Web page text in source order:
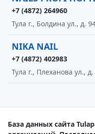
+7 (4872) 264960
Тула г., Болдина ул., д.
NIKA NAIL
+7 (4872) 402983
Тула г., Плеханова ул.,
База данных сайта